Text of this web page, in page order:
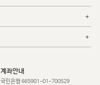
계좌안내
국민은행 665901-01-700529